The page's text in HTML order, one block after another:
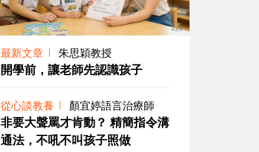
最新文章 朱思穎教授
開學前，讓老師先認識孩子
從心談教養 顏宜婷語言治療師
非要大聲罵才肯動？ 精簡指令溝
通法，不吼不叫孩子照做